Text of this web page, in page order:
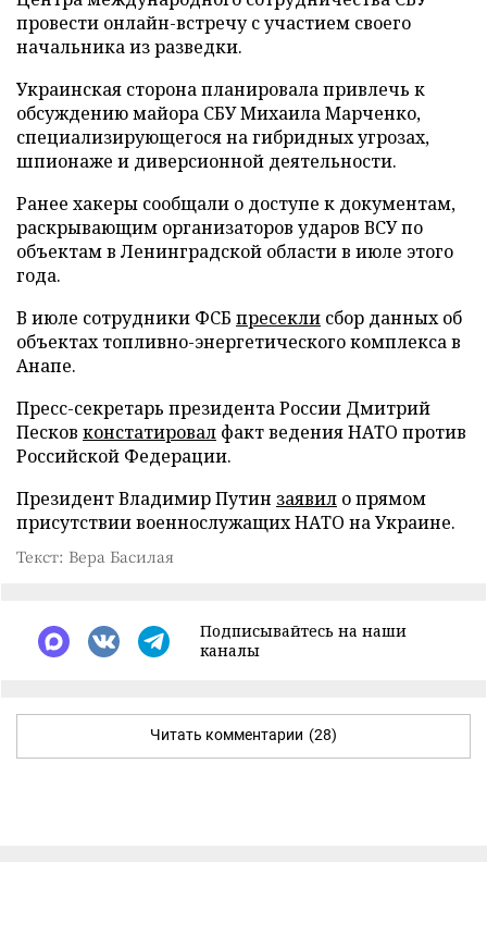
провести онлайн-встречу с участием своего
начальника из разведки.
Украинская сторона планировала привлечь к
обсуждению майора СБУ Михаила Марченко,
специализирующегося на гибридных угрозах,
шпионаже и диверсионной деятельности.
Ранее хакеры сообщали о доступе к документам,
раскрывающим организаторов ударов ВСУ по
объектам в Ленинградской области в июле этого
года.
В июле сотрудники ФСБ пресекли сбор данных об
объектах топливно-энергетического комплекса в
Анапе.
Пресс-секретарь президента России Дмитрий
Песков констатировал факт ведения НАТО против
Российской Федерации.
Президент Владимир Путин заявил о прямом
присутствии военнослужащих НАТО на Украине.
Текст: Вера Басилая
Подписывайтесь на наши
каналы
Читать комментарии (28)